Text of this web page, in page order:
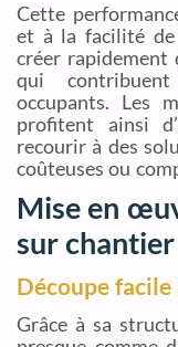
Cette
et à la facilité de
créer rapidement
qui
occupants. Les
profitent ainsi
recourir à des
coûteuses ou
Mise en
sur chantier
Découpe
Grâce à sa